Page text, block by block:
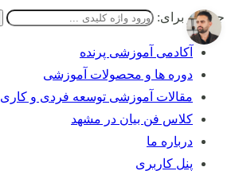
جستجو برای:
آکادمی آموزشی پرنده
دوره ها و محصولات آموزشی
مقالات آموزشی توسعه فردی و کاری
کلاس فن بیان در مشهد
درباره ما
پنل کاربری